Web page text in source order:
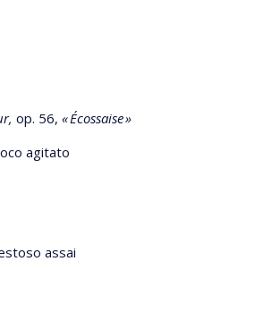
op. 56, «Écossaise»
agitato
assai